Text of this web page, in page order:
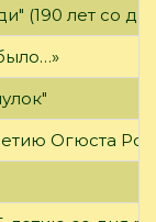
(190 лет со
Огюста